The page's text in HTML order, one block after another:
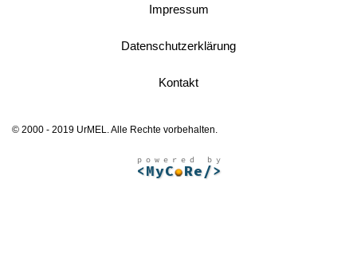
Impressum
Datenschutzerklärung
Kontakt
© 2000 - 2019 UrMEL. Alle Rechte vorbehalten.